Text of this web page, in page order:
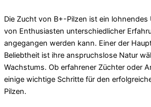
Die Zucht von B+-Pilzen ist ein
von Enthusiasten unterschiedlicher
angegangen werden kann. Einer der
Beliebtheit ist ihre anspruchslose Natur
Wachstums. Ob erfahrener Züchter oder
einige wichtige Schritte für den
Pilzen.